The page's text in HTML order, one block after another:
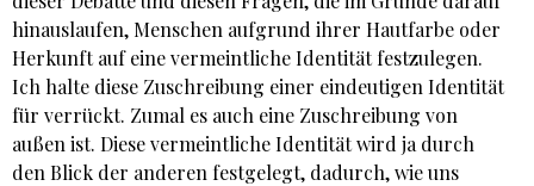
hinauslaufen, Menschen aufgrund ihrer Hautfarbe oder
Herkunft auf eine vermeintliche Identität festzulegen.
Ich halte diese Zuschreibung einer eindeutigen Identität
für verrückt. Zumal es auch eine Zuschreibung von
außen ist. Diese vermeintliche Identität wird ja durch
den Blick der anderen festgelegt, dadurch, wie uns